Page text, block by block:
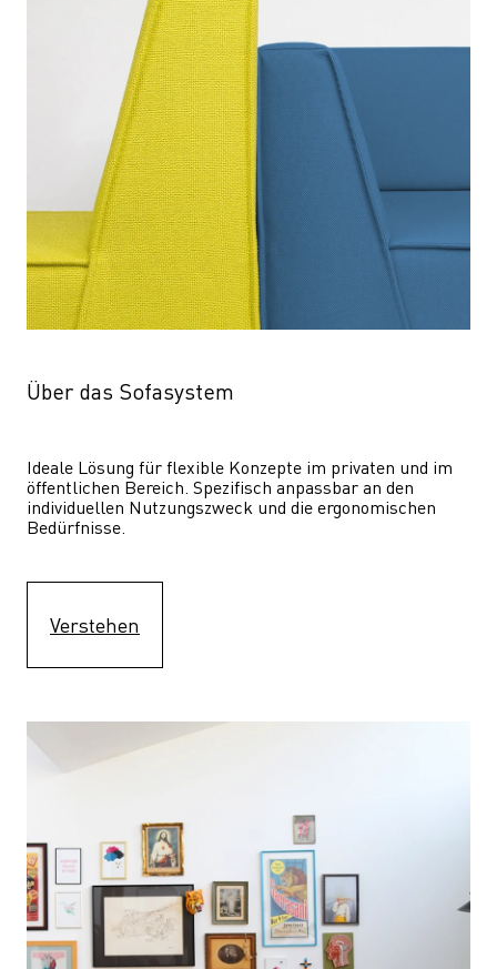
Über das Sofasystem
Ideale Lösung für flexible Konzepte im privaten und im
öffentlichen Bereich. Spezifisch anpassbar an den
individuellen Nutzungszweck und die ergonomischen
Bedürfnisse.
Verstehen